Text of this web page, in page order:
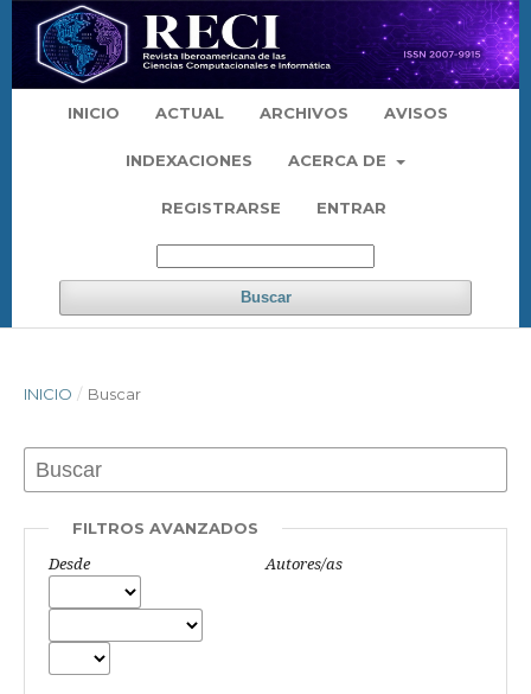
INICIO ACTUAL ARCHIVOS AVISOS
INDEXACIONES ACERCA DE
REGISTRARSE ENTRAR
Buscar
INICIO / Buscar
FILTROS AVANZADOS
Desde Autores/as